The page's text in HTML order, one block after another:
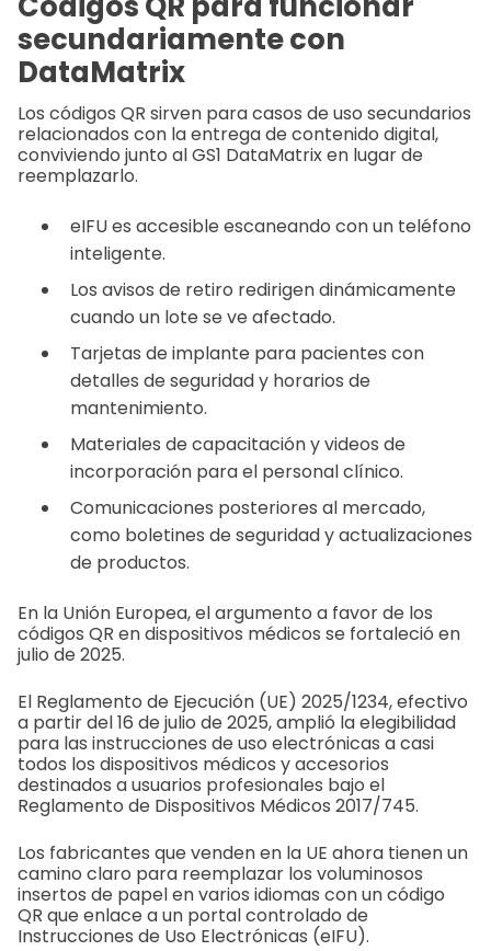
secundariamente con
DataMatrix
Los códigos QR sirven para casos de uso secundarios
relacionados con la entrega de contenido digital,
conviviendo junto al GS1 DataMatrix en lugar de
reemplazarlo.
eIFU es accesible escaneando con un teléfono
inteligente.
Los avisos de retiro redirigen dinámicamente
cuando un lote se ve afectado.
Tarjetas de implante para pacientes con
detalles de seguridad y horarios de
mantenimiento.
Materiales de capacitación y videos de
incorporación para el personal clínico.
Comunicaciones posteriores al mercado,
como boletines de seguridad y actualizaciones
de productos.
En la Unión Europea, el argumento a favor de los
códigos QR en dispositivos médicos se fortaleció en
julio de 2025.
El Reglamento de Ejecución (UE) 2025/1234, efectivo
a partir del 16 de julio de 2025, amplió la elegibilidad
para las instrucciones de uso electrónicas a casi
todos los dispositivos médicos y accesorios
destinados a usuarios profesionales bajo el
Reglamento de Dispositivos Médicos 2017/745.
Los fabricantes que venden en la UE ahora tienen un
camino claro para reemplazar los voluminosos
insertos de papel en varios idiomas con un código
QR que enlace a un portal controlado de
Instrucciones de Uso Electrónicas (eIFU).